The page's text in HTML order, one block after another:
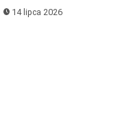
14 lipca 2026